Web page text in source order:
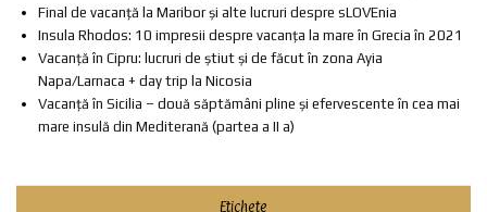
Final de vacanță la Maribor și alte lucruri despre sLOVEnia
Insula Rhodos: 10 impresii despre vacanța la mare în Grecia în 2021
Vacanță în Cipru: lucruri de știut și de făcut în zona Ayia
Napa/Larnaca + day trip la Nicosia
Vacanță în Sicilia – două săptămâni pline și efervescente în cea mai
mare insulă din Mediterană (partea a II a)
Etichete